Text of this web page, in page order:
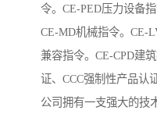
令。CE-PED压力设备
CE-MD机械指令。CE-
兼容指令。CE-CPD建
证、CCC强制性产品认
公司拥有一支强大的技